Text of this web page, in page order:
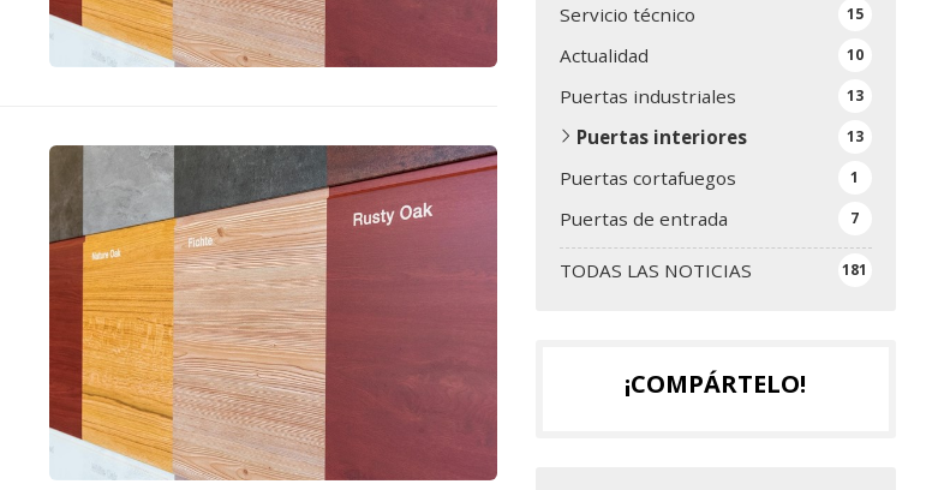
TODAS LAS NOTICIAS 181
Servicio técnico 15
Actualidad 10
Puertas industriales 13
Puertas interiores 13
Puertas cortafuegos 1
Puertas de entrada 7
¡COMPÁRTELO!